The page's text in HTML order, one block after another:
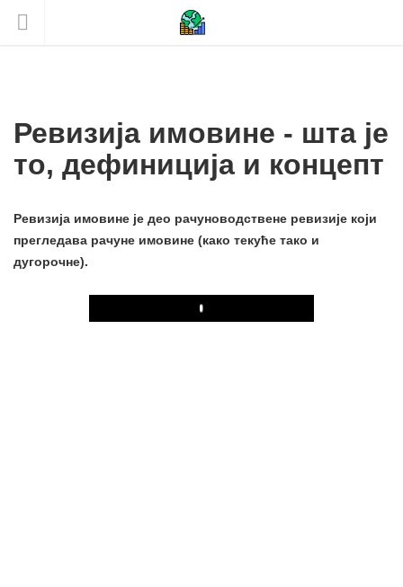
Ревизија имовине - шта је
то, дефиниција и концепт
Ревизија имовине је део рачуноводствене ревизије који
прегледава рачуне имовине (како текуће тако и
дугорочне).
Play